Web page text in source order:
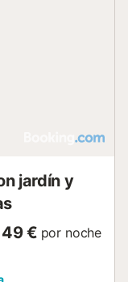
jardín y
49 € por noche